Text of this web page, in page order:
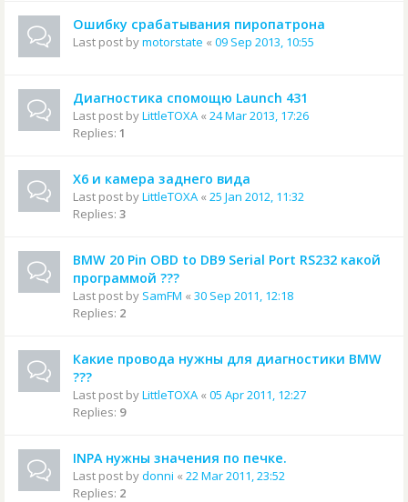
Ошибку срабатывания пиропатрона
Last post bymotorstate « 09 Sep 2013, 10:55
Диагностика спомощю Launch 431
Last post byLittleTOXA « 24 Mar 2013, 17:26
Replies: 1
Х6 и камера заднего вида
Last post byLittleTOXA « 25 Jan 2012, 11:32
Replies: 3
BMW 20 Pin OBD to DB9 Serial Port RS232 какой
программой ???
Last post by SamFM « 30 Sep 2011, 12:18
Replies: 2
Какие провода нужны для диагностики BMW
???
Last post byLittleTOXA « 05 Apr 2011, 12:27
Replies: 9
INPA нужны значения по печке.
Last post bydonni « 22 Mar 2011, 23:52
Replies: 2